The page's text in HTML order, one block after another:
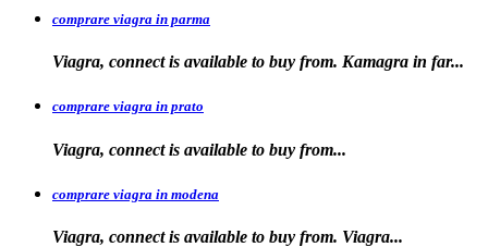
comprare viagra in parma
Viagra, connect is available to buy from. Kamagra in far...
comprare viagra in prato
Viagra, connect is available to buy from...
comprare viagra in modena
Viagra, connect is available to buy from. Viagra...